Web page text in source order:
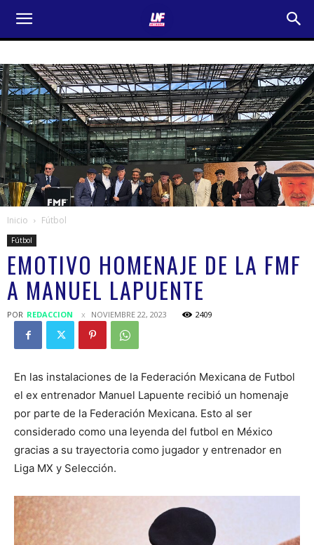
Inicio Fútbol
Fútbol
EMOTIVO HOMENAJE DE LA FMF
A MANUEL LAPUENTE
POR REDACCION NOVIEMBRE 22, 2023 2409
En las instalaciones de la Federación Mexicana de Futbol
el ex entrenador Manuel Lapuente recibió un homenaje
por parte de la Federación Mexicana. Esto al ser
considerado como una leyenda del futbol en México
gracias a su trayectoria como jugador y entrenador en
Liga MX y Selección.